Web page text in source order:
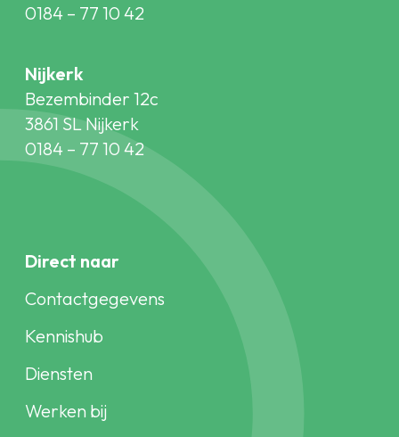
0184 – 77 10 42
Nijkerk
Bezembinder 12c
3861 SL Nijkerk
0184 – 77 10 42
Direct naar
Contactgegevens
Kennishub
Diensten
Werken bij